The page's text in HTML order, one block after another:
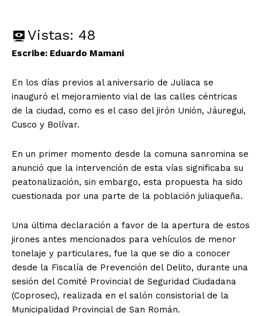
Vistas: 48
Escribe: Eduardo Mamani
En los días previos al aniversario de Juliaca se
inauguró el mejoramiento vial de las calles céntricas
de la ciudad, como es el caso del jirón Unión, Jáuregui,
Cusco y Bolívar.
En un primer momento desde la comuna sanromina se
anunció que la intervención de esta vías significaba su
peatonalización, sin embargo, esta propuesta ha sido
cuestionada por una parte de la población juliaqueña.
Una última declaración a favor de la apertura de estos
jirones antes mencionados para vehículos de menor
tonelaje y particulares, fue la que se dio a conocer
desde la Fiscalía de Prevención del Delito, durante una
sesión del Comité Provincial de Seguridad Ciudadana
(Coprosec), realizada en el salón consistorial de la
Municipalidad Provincial de San Román.